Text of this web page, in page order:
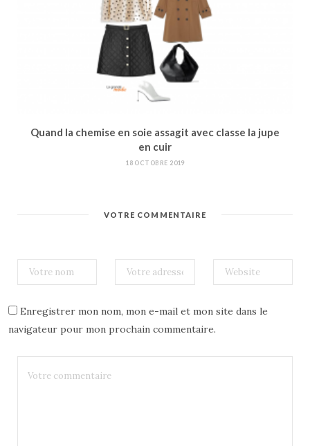
Quand la chemise en soie assagit avec classe la jupe
en cuir
18 OCTOBRE 2019
VOTRE COMMENTAIRE
Enregistrer mon nom, mon e-mail et mon site dans le
navigateur pour mon prochain commentaire.